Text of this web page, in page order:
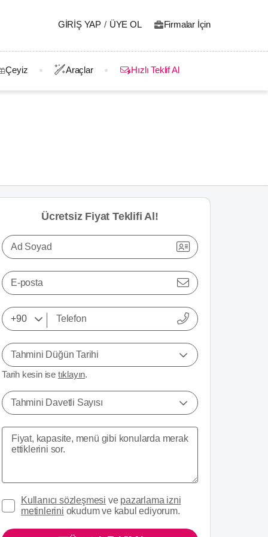
GIRIŞ YAP / ÜYE OL Firmalar İçin
Çeyiz Araçlar Hızlı Teklif Al
Ücretsiz Fiyat Teklifi Al!
Ad Soyad
E-posta
Tahmini Düğün Tarihi
Tarih kesin ise tıklayın.
Tahmini Davetli Sayısı
Kullanıcı sözleşmesi ve pazarlama izni
metinlerini okudum ve kabul ediyorum.